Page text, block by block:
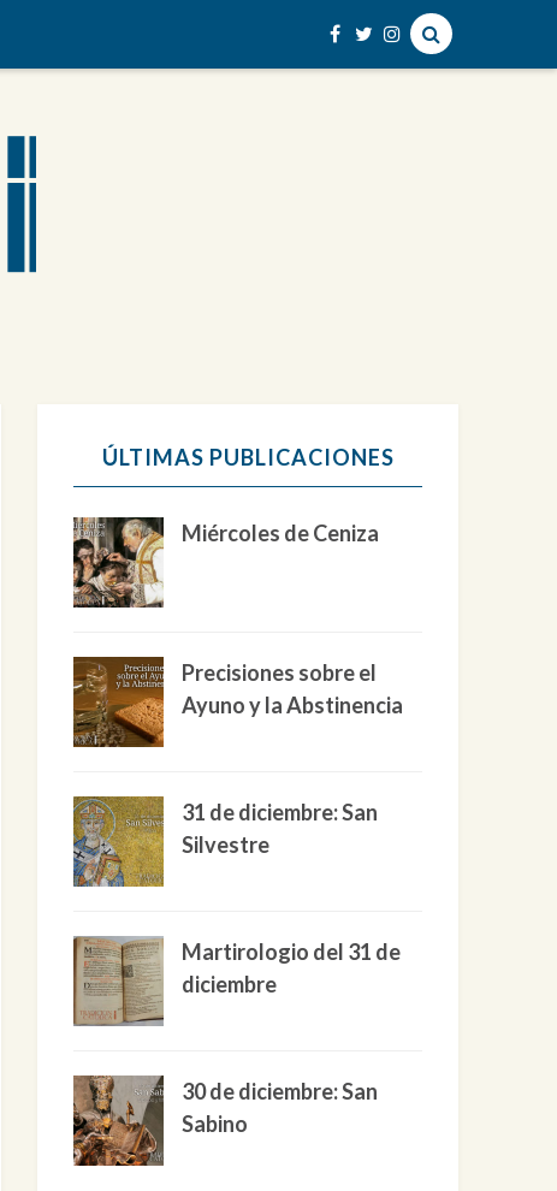
ÚLTIMAS PUBLICACIONES
Miércoles de Ceniza
Precisiones sobre el
Ayuno y la Abstinencia
31 de diciembre: San
Silvestre
Martirologio del 31 de
diciembre
30 de diciembre: San
Sabino